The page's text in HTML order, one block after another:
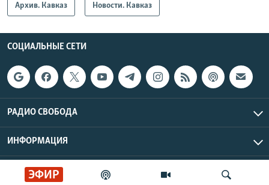
ЭФИР
Архив. Кавказ Новости. Кавказ
СОЦИАЛЬНЫЕ СЕТИ
РАДИО СВОБОДА
ИНФОРМАЦИЯ
Радио Свобода © 2026 RFE/RL, Inc. | Все права защищены.